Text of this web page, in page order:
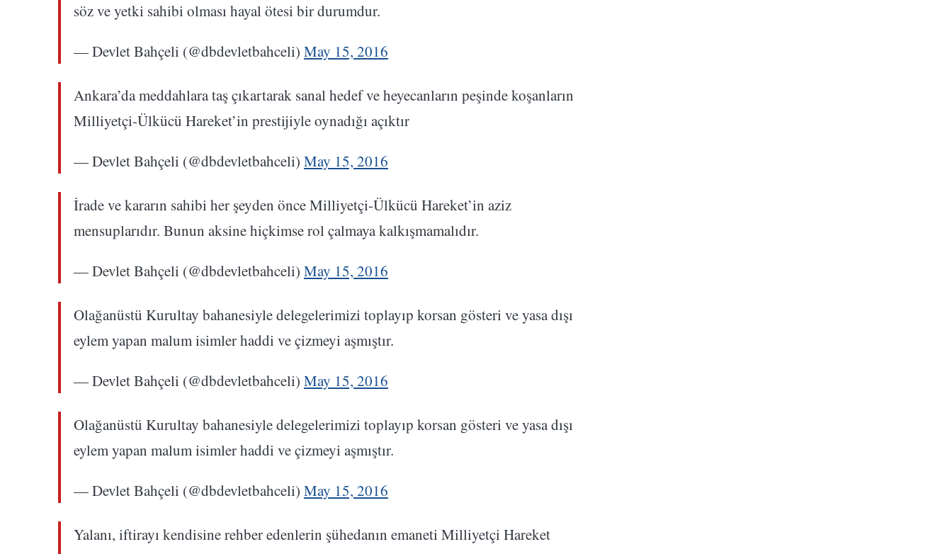
söz ve yetki sahibi olması hayal ötesi bir durumdur.
— Devlet Bahçeli (@dbdevletbahceli) May 15, 2016
Ankara’da meddahlara taş çıkartarak sanal hedef ve heyecanların peşinde koşanların
Milliyetçi-Ülkücü Hareket’in prestijiyle oynadığı açıktır
— Devlet Bahçeli (@dbdevletbahceli) May 15, 2016
İrade ve kararın sahibi her şeyden önce Milliyetçi-Ülkücü Hareket’in aziz
mensuplarıdır. Bunun aksine hiçkimse rol çalmaya kalkışmamalıdır.
— Devlet Bahçeli (@dbdevletbahceli) May 15, 2016
Olağanüstü Kurultay bahanesiyle delegelerimizi toplayıp korsan gösteri ve yasa dışı
eylem yapan malum isimler haddi ve çizmeyi aşmıştır.
— Devlet Bahçeli (@dbdevletbahceli) May 15, 2016
Olağanüstü Kurultay bahanesiyle delegelerimizi toplayıp korsan gösteri ve yasa dışı
eylem yapan malum isimler haddi ve çizmeyi aşmıştır.
— Devlet Bahçeli (@dbdevletbahceli) May 15, 2016
Yalanı, iftirayı kendisine rehber edenlerin şühedanın emaneti Milliyetçi Hareket